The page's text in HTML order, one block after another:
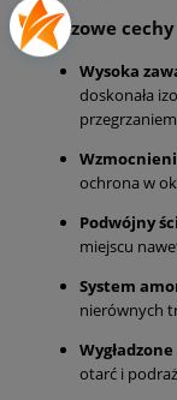
Kluczowe cechy
Wysoka
doskonała
ochrona w
Podwójny
miejscu
System
nierównych
otarć i